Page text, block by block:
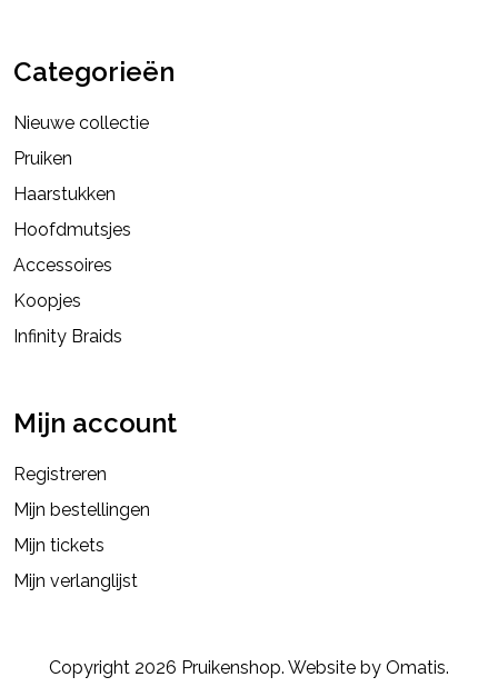
Categorieën
Nieuwe collectie
Pruiken
Haarstukken
Hoofdmutsjes
Accessoires
Koopjes
Infinity Braids
Mijn account
Registreren
Mijn bestellingen
Mijn tickets
Mijn verlanglijst
Copyright 2026 Pruikenshop. Website by Omatis.